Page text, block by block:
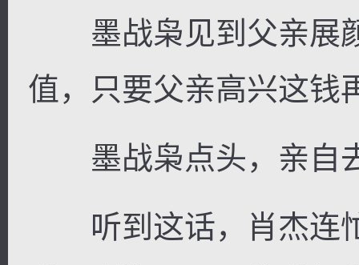
墨战枭见到父亲展
值，只要父亲高兴这钱
墨战枭点头，亲自去
听到这话，肖杰连忙